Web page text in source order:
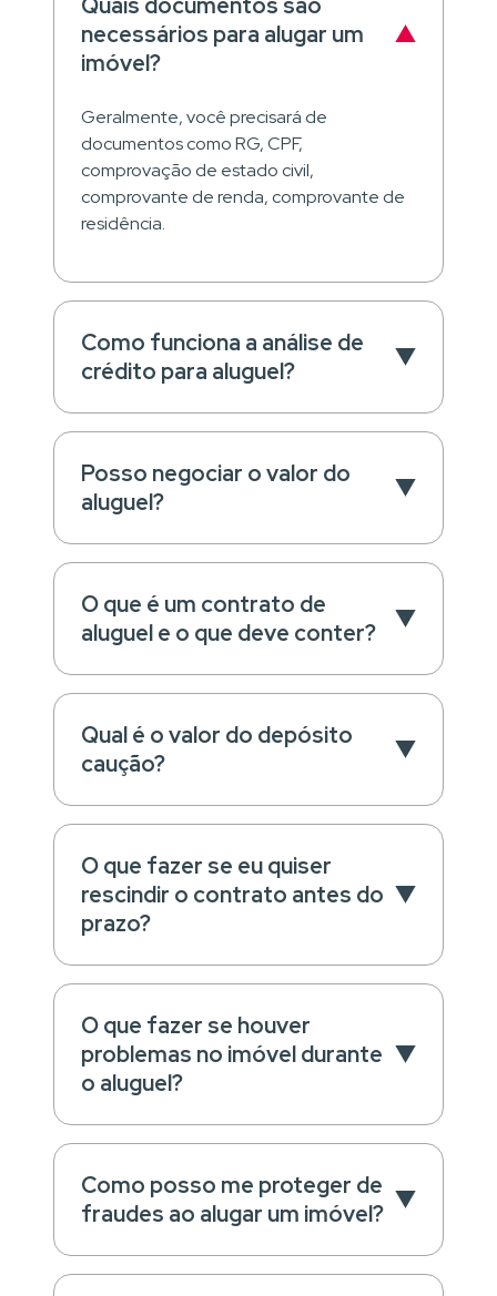
necessários para alugar um
imóvel?
Geralmente, você precisará de
documentos como RG, CPF,
comprovação de estado civil,
comprovante de renda, comprovante de
residência.
Como funciona a análise de
crédito para aluguel?
Posso negociar o valor do
aluguel?
O que é um contrato de
aluguel e o que deve conter?
Qual é o valor do depósito
caução?
O que fazer se eu quiser
rescindir o contrato antes do
prazo?
O que fazer se houver
problemas no imóvel durante
o aluguel?
Como posso me proteger de
fraudes ao alugar um imóvel?